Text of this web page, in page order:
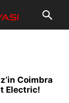
Coimbra
Electric!